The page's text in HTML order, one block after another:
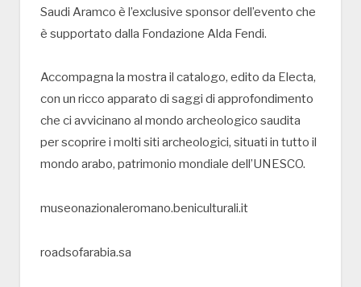
Saudi Aramco è l’exclusive sponsor dell’evento che
è supportato dalla Fondazione Alda Fendi.
Accompagna la mostra il catalogo, edito da Electa,
con un ricco apparato di saggi di approfondimento
che ci avvicinano al mondo archeologico saudita
per scoprire i molti siti archeologici, situati in tutto il
mondo arabo, patrimonio mondiale dell’UNESCO.
museonazionaleromano.beniculturali.it
roadsofarabia.sa